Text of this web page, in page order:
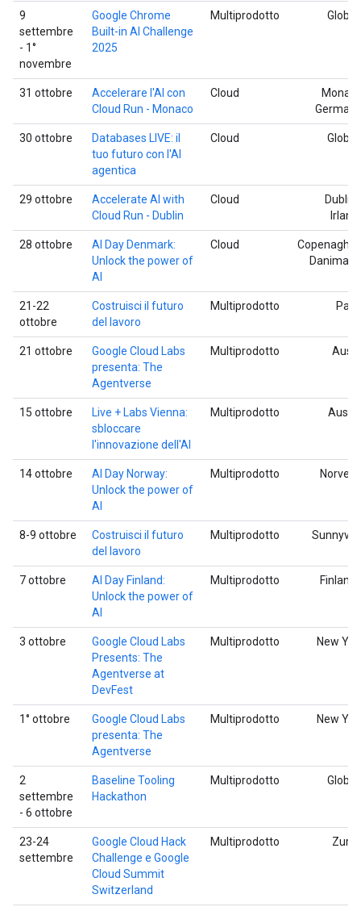
9
settembre
- 1°
novembre
Google Chrome
Built-in AI Challenge
2025
Multiprodotto
31 ottobre
Accelerare l'AI con
Cloud Run - Monaco
Cloud
30 ottobre
Databases LIVE: il
tuo futuro con l'AI
agentica
Cloud
29 ottobre
Accelerate AI with
Cloud Run - Dublin
Cloud
28 ottobre
AI Day Denmark:
Unlock the power of
AI
Cloud
21-22
ottobre
Costruisci il futuro
del lavoro
Multiprodotto
21 ottobre
Google Cloud Labs
presenta: The
Agentverse
Multiprodotto
15 ottobre
Live + Labs Vienna:
sbloccare
l'innovazione dell'AI
Multiprodotto
14 ottobre
AI Day Norway:
Unlock the power of
AI
Multiprodotto
8-9 ottobre
Costruisci il futuro
del lavoro
Multiprodotto
7 ottobre
AI Day Finland:
Unlock the power of
AI
Multiprodotto
3 ottobre
Google Cloud Labs
Presents: The
Agentverse at
DevFest
Multiprodotto New
1° ottobre
Google Cloud Labs
presenta: The
Agentverse
Multiprodotto New
2
settembre
- 6 ottobre
Baseline Tooling
Hackathon
Multiprodotto
23-24
settembre
Google Cloud Hack
Challenge e Google
Cloud Summit
Switzerland
Multiprodotto